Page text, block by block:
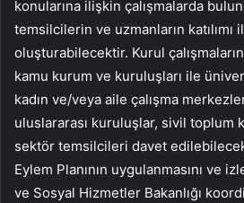
konularına ilişkin çalışmalarda
temsilcilerin ve uzmanların katılımı
oluşturabilecektir. Kurul
kamu kurum ve kuruluşları ile
kadın ve/veya aile çalışma
uluslararası kuruluşlar, sivil toplum
sektör temsilcileri davet
Eylem Planının uygulanmasını ve
ve Sosyal Hizmetler Bakanlığı